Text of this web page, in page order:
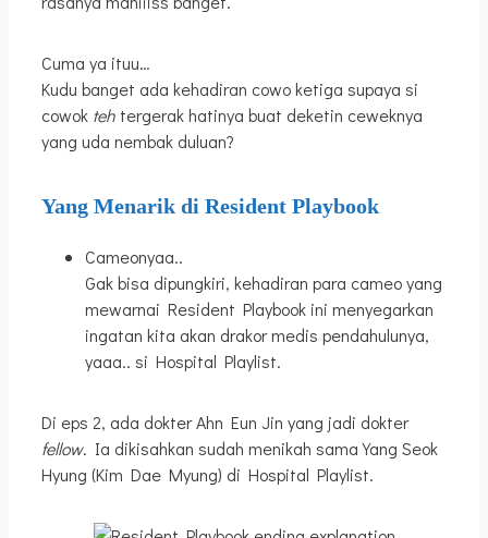
Cuma ya ituu…
Kudu banget ada kehadiran cowo ketiga supaya si
cowok teh tergerak hatinya buat deketin ceweknya
yang uda nembak duluan?
Yang Menarik di Resident Playbook
Cameonyaa..
Gak bisa dipungkiri, kehadiran para cameo yang
mewarnai Resident Playbook ini menyegarkan
ingatan kita akan drakor medis pendahulunya,
yaaa.. si Hospital Playlist.
Di eps 2, ada dokter Ahn Eun Jin yang jadi dokter
fellow. Ia dikisahkan sudah menikah sama Yang Seok
Hyung (Kim Dae Myung) di Hospital Playlist.